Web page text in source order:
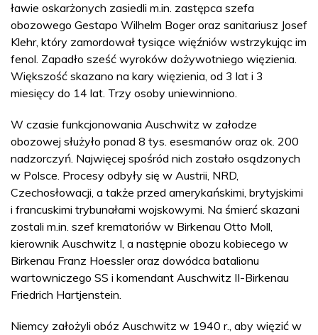
ławie oskarżonych zasiedli m.in. zastępca szefa
obozowego Gestapo Wilhelm Boger oraz sanitariusz Josef
Klehr, który zamordował tysiące więźniów wstrzykując im
fenol. Zapadło sześć wyroków dożywotniego więzienia.
Większość skazano na kary więzienia, od 3 lat i 3
miesięcy do 14 lat. Trzy osoby uniewinniono.
W czasie funkcjonowania Auschwitz w załodze
obozowej służyło ponad 8 tys. esesmanów oraz ok. 200
nadzorczyń. Najwięcej spośród nich zostało osądzonych
w Polsce. Procesy odbyły się w Austrii, NRD,
Czechosłowacji, a także przed amerykańskimi, brytyjskimi
i francuskimi trybunałami wojskowymi. Na śmierć skazani
zostali m.in. szef krematoriów w Birkenau Otto Moll,
kierownik Auschwitz I, a następnie obozu kobiecego w
Birkenau Franz Hoessler oraz dowódca batalionu
wartowniczego SS i komendant Auschwitz II-Birkenau
Friedrich Hartjenstein.
Niemcy założyli obóz Auschwitz w 1940 r., aby więzić w